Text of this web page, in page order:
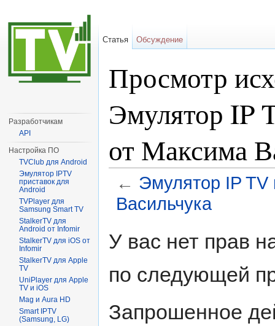
Просмотр
Эмулятор IP
от Максима
← Эмулятор IP TV
Васильчука
У вас нет прав
по следующей
Запрошенное
Статья Обсуждение
Разработчикам
API
Настройка ПО
TVClub для Android
Эмулятор IPTV
приставок для
Android
TVPlayer для
Samsung Smart TV
StalkerTV для
Android от Infomir
StalkerTV для iOS от
Infomir
StalkerTV для Apple
TV
UniPlayer для Apple
TV и iOS
Mag и Aura HD
Smart IPTV
(Samsung, LG)